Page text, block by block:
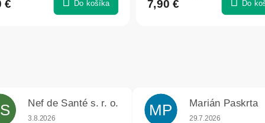
€ Do košíka 7,90 € Do
Nef de Santé s. r. o.
Hodnotenie obchodu je 5 z 5 hviezdičiek.
3.8.2026 MP Marián Paskrta
Hodnotenie
29.7.2026